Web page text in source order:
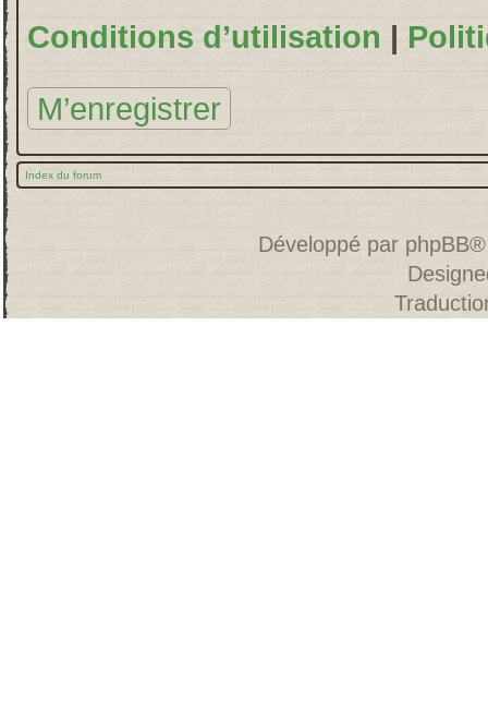
Conditions d’utilisation |
M’enregistrer
Index du forum
Développé par phpBB®